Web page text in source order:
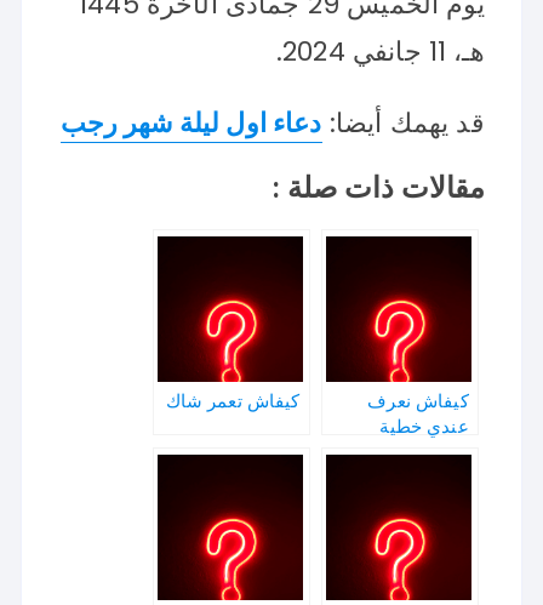
هـ، 11 جانفي 2024.
قد يهمك أيضا: دعاء اول ليلة شهر رجب
مقالات ذات صلة :
كيفاش نعرف
عندي خطية
كيفاش تعمر شاك